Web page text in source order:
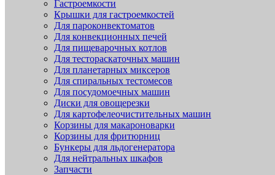
Гастроемкости
Крышки для гастроемкостей
Для пароконвектоматов
Для конвекционных печей
Для пищеварочных котлов
Для тестораскаточных машин
Для планетарных миксеров
Для спиральных тестомесов
Для посудомоечных машин
Диски для овощерезки
Для картофелеочистительных машин
Корзины для макароноварки
Корзины для фритюрниц
Бункеры для льдогенератора
Для нейтральных шкафов
Запчасти